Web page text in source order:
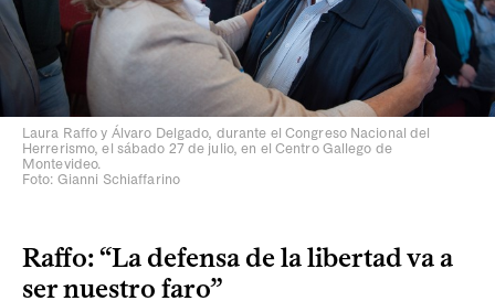
Laura Raffo y Álvaro Delgado, durante el Congreso Nacional del
Herrerismo, el sábado 27 de julio, en el Centro Gallego de
Montevideo.
Foto: Gianni Schiaffarino
Raffo: “La defensa de la libertad va a
ser nuestro faro”